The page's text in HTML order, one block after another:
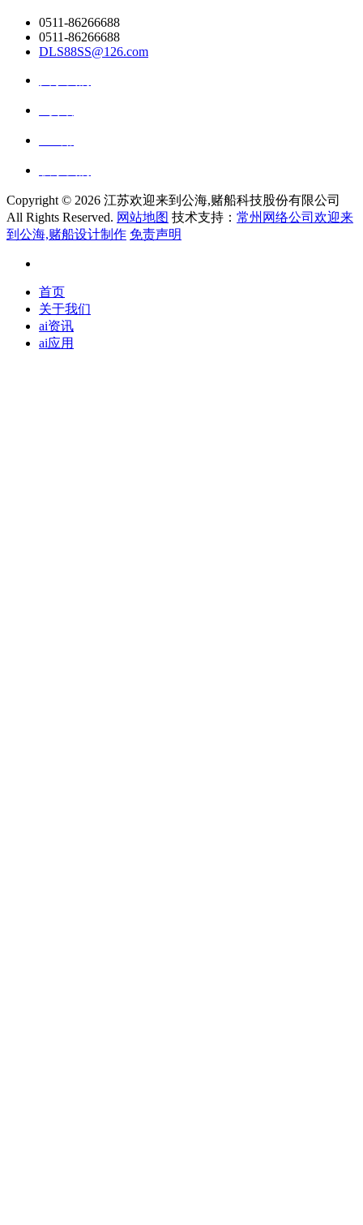
0511-86266688
0511-86266688
DLS88SS@126.com
Copyright © 2026 江苏欢迎来到公海,赌船科技股份有限公司
All Rights Reserved. 网站地图 技术支持： 常州网络公司欢迎来
到公海,赌船设计制作 免责声明
首页
关于我们
ai资讯
ai应用